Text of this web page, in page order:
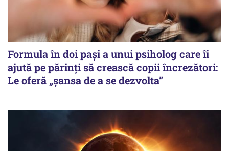
Formula în doi pași a unui psiholog care îi
ajută pe părinți să crească copii încrezători:
Le oferă „șansa de a se dezvolta”